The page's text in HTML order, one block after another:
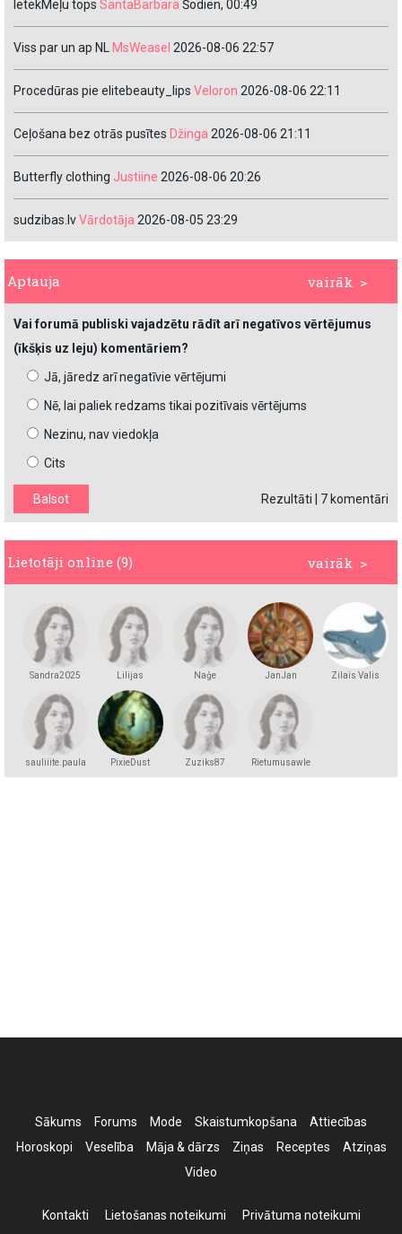
IetekMeļu tops SantaBarbara Šodien, 00:49
Viss par un ap NL MsWeasel 2026-08-06 22:57
Procedūras pie elitebeauty_lips Veloron 2026-08-06 22:11
Ceļošana bez otrās pusītes Džinga 2026-08-06 21:11
Butterfly clothing Justiine 2026-08-06 20:26
sudzibas.lvVārdotāja 2026-08-05 23:29
vairāk >
Aptauja
Vai forumā publiski vajadzētu rādīt arī negatīvos vērtējumus
(īkšķis uz leju) komentāriem?
Jā, jāredz arī negatīvie vērtējumi
Nē, lai paliek redzams tikai pozitīvais vērtējums
Nezinu, nav viedokļa
Cits
Rezultāti 7 komentāri
vairāk >
Lietotāji online (9)
Sandra2025 Lilijas Naģe JanJan Zilais Valis
sauliiite.paula PixieDust Zuziks87 Rietumusawle
Sākums Forums Mode Skaistumkopšana
Attiecības
Horoskopi
Veselība Māja & dārzs Ziņas Receptes
Atziņas
Video
Kontakti Lietošanas noteikumi
Privātuma noteikumi